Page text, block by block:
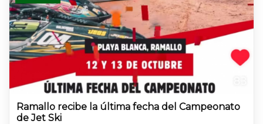
Ramallo recibe la última fecha del Campeonato
de Jet Ski